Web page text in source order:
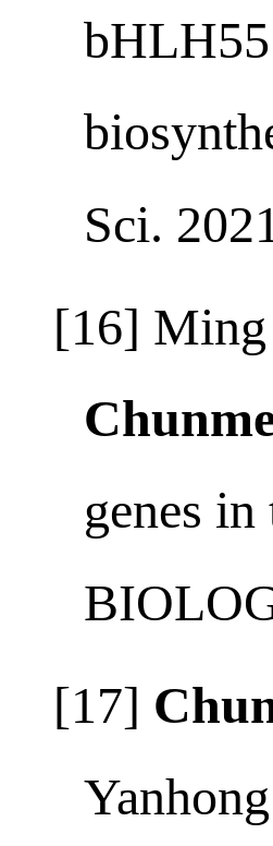
Anfang
Sci.
[16]
genes
[17]